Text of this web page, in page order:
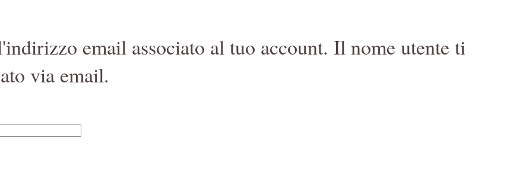
email associato al tuo account. Il nome utente ti
via email.